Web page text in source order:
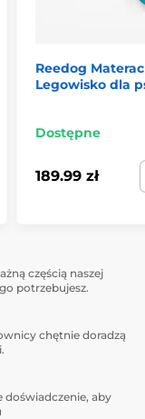
Reedog
Legowisko dla
Dostępne
189.99 zł
częścią naszej
potrzebujesz.
chętnie doradzą
doświadczenie, aby